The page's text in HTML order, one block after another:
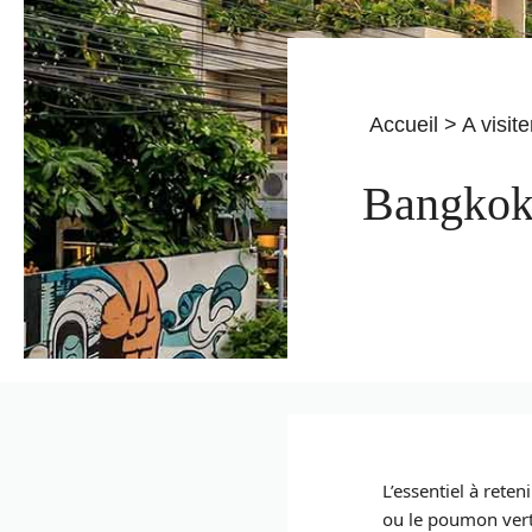
Accueil > A
L’essentiel à
ou le poumon